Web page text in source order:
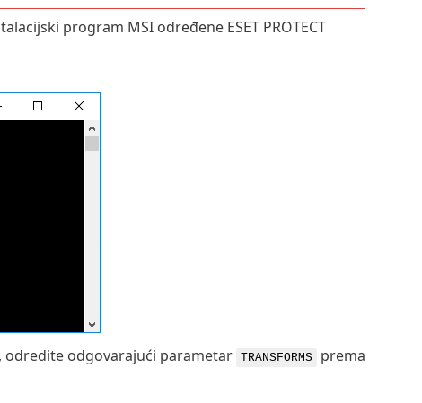
program MSI određene ESET PROTECT
odgovarajući parametar TRANSFORMS
prema